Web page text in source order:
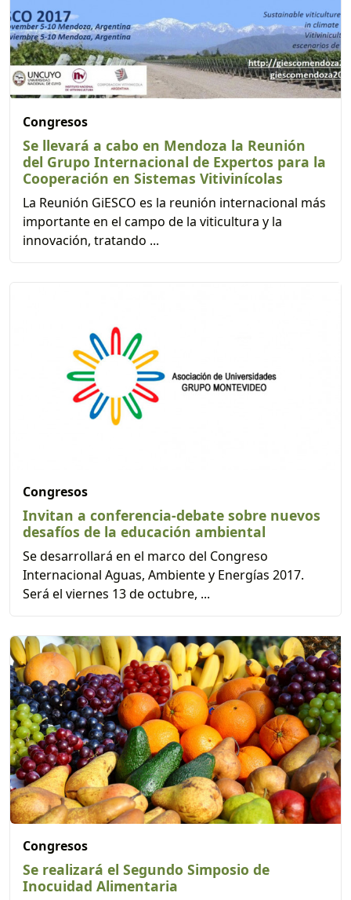
Congresos
Se llevará a cabo en Mendoza la Reunión
del Grupo Internacional de Expertos para la
Cooperación en Sistemas Vitivinícolas
La Reunión GiESCO es la reunión internacional más
importante en el campo de la viticultura y la
innovación, tratando ...
Congresos
Invitan a conferencia-debate sobre nuevos
desafíos de la educación ambiental
Se desarrollará en el marco del Congreso
Internacional Aguas, Ambiente y Energías 2017.
Será el viernes 13 de octubre, ...
Congresos
Se realizará el Segundo Simposio de
Inocuidad Alimentaria